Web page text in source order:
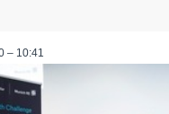
– 10:41